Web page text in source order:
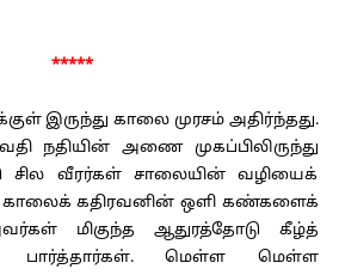
*****
இருந்து காலை முரசம் அதிர்ந்தது.
நதியின் அணை முகப்பிலிருந்து
சில வீரர்கள் சாலையின் வழியைக்
காலைக் கதிரவனின் ஒளி கண்களைக்
மிகுந்த ஆதுரத்தோடு கீழ்த்
பார்த்தார்கள். மெள்ள மெள்ள